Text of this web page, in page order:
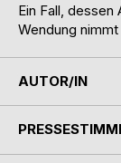
Ein Fall,
Wendung
AUTOR/IN